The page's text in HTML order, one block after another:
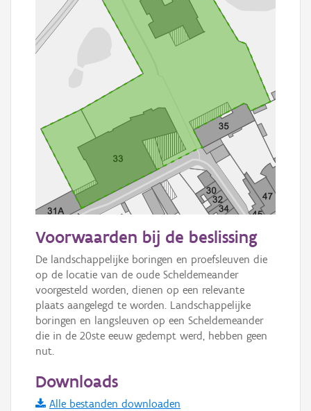
Informatie Vlaanderen
i
+ −
Voorwaarden bij de beslissing
De landschappelijke boringen en proefsleuven die
op de locatie van de oude Scheldemeander
voorgesteld worden, dienen op een relevante
plaats aangelegd te worden. Landschappelijke
boringen en langsleuven op een Scheldemeander
die in de 20ste eeuw gedempt werd, hebben geen
nut.
Downloads
Alle bestanden downloaden